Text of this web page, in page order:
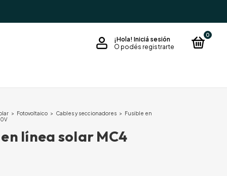
¡Hola! Iniciá sesión
O podés registrarte
0
> Fotovoltaico > Cables y seccionadores > Fusible en
línea solar MC4